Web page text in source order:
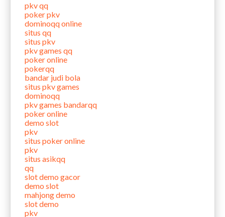
pkv qq
poker pkv
dominoqq online
situs qq
situs pkv
pkv games qq
poker online
pokerqq
bandar judi bola
situs pkv games
dominoqq
pkv games bandarqq
poker online
demo slot
pkv
situs poker online
pkv
situs asikqq
qq
slot demo gacor
demo slot
mahjong demo
slot demo
pkv